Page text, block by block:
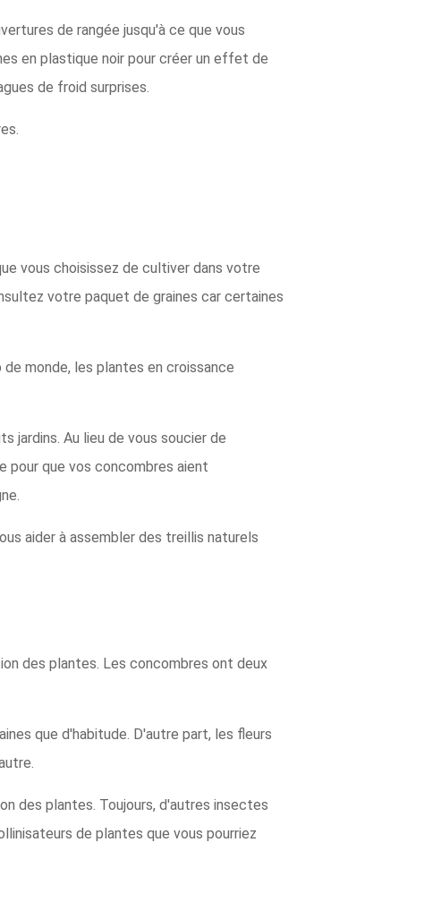
de rangée jusqu'à ce que vous
en plastique noir pour créer un effet de
de froid surprises.
vous choisissez de cultiver dans votre
votre paquet de graines car certaines
monde, les plantes en croissance
jardins. Au lieu de vous soucier de
pour que vos concombres aient
aider à assembler des treillis naturels
des plantes. Les concombres ont deux
que d'habitude. D'autre part, les fleurs
des plantes. Toujours, d'autres insectes
de plantes que vous pourriez